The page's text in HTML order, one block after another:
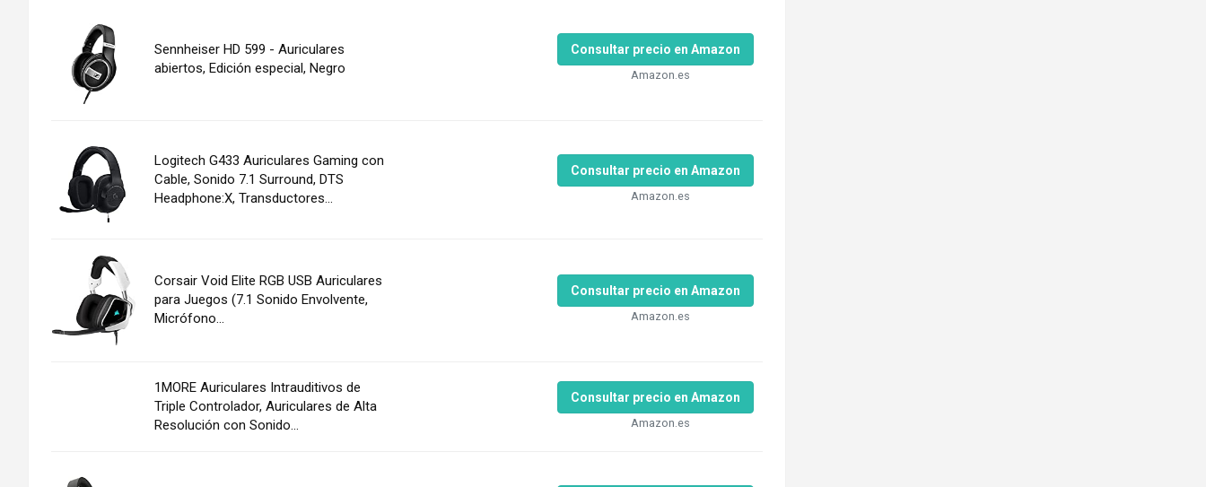
Sennheiser HD 599 - Auriculares
abiertos, Edición especial, Negro
Consultar precio en Amazon
Amazon.es
Logitech G433 Auriculares Gaming con
Cable, Sonido 7.1 Surround, DTS
Headphone:X, Transductores...
Consultar precio en Amazon
Amazon.es
Corsair Void Elite RGB USB Auriculares
para Juegos (7.1 Sonido Envolvente,
Micrófono...
Consultar precio en Amazon
Amazon.es
1MORE Auriculares Intrauditivos de
Triple Controlador, Auriculares de Alta
Resolución con Sonido...
Consultar precio en Amazon
Amazon.es